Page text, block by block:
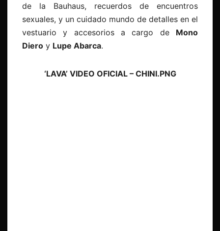
de la Bauhaus, recuerdos de encuentros
sexuales, y un cuidado mundo de detalles en el
vestuario y accesorios a cargo de Mono
Diero y Lupe Abarca.
‘LAVA’ VIDEO OFICIAL – CHINI.PNG